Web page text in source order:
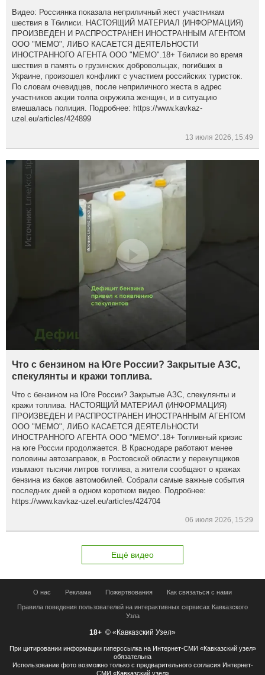
Видео: Россиянка показала неприличный жест участникам
шествия в Тбилиси. НАСТОЯЩИЙ МАТЕРИАЛ (ИНФОРМАЦИЯ)
ПРОИЗВЕДЕН И РАСПРОСТРАНЕН ИНОСТРАННЫМ АГЕНТОМ
ООО "МЕМО", ЛИБО КАСАЕТСЯ ДЕЯТЕЛЬНОСТИ
ИНОСТРАННОГО АГЕНТА ООО "МЕМО".18+ Тбилиси во время
шествия в память о грузинских добровольцах, погибших в
Украине, произошел конфликт с участием российских туристок.
По словам очевидцев, после неприличного жеста в адрес
участников акции толпа окружила женщин, и в ситуацию
вмешалась полиция. Подробнее: https://www.kavkaz-
uzel.eu/articles/424899
13 июля 2026, 15:49
Что с бензином на Юге России? Закрытые АЗС,
спекулянты и кражи топлива.
Что с бензином на Юге России? Закрытые АЗС, спекулянты и
кражи топлива. НАСТОЯЩИЙ МАТЕРИАЛ (ИНФОРМАЦИЯ)
ПРОИЗВЕДЕН И РАСПРОСТРАНЕН ИНОСТРАННЫМ АГЕНТОМ
ООО "МЕМО", ЛИБО КАСАЕТСЯ ДЕЯТЕЛЬНОСТИ
ИНОСТРАННОГО АГЕНТА ООО "МЕМО".18+ Топливный кризис
на юге России продолжается. В Краснодаре работают менее
половины автозаправок, в Ростовской области у перекупщиков
изымают тысячи литров топлива, а жители сообщают о кражах
бензина из баков автомобилей. Собрали самые важные события
последних дней в одном коротком видео. Подробнее:
https://www.kavkaz-uzel.eu/articles/424704
06 июля 2026, 15:29
Ещё видео
О нас Реклама Пожертвования Как связаться с нами
Правила поведения пользователей на интерактивных сервисах Кавказского
Узла
18+ © «Кавказский Узел»
При цитировании информации гиперссылка на Интернет-СМИ «Кавказский узел»
обязательна
Использование фото возможно только с предварительного согласия Интернет-
СМИ «Кавказский узел»